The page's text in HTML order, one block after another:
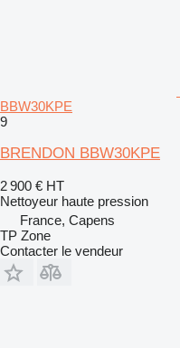
BBW30KPE
9
BRENDON BBW30KPE
2 900 € HT
Nettoyeur haute pression
France, Capens
TP Zone
Contacter le vendeur